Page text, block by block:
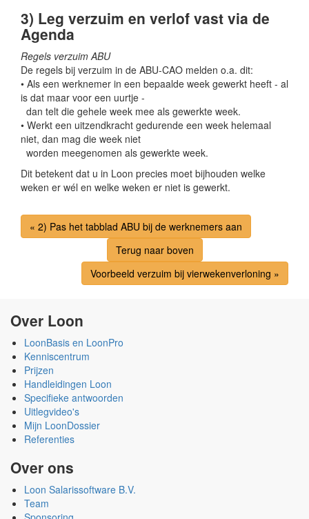
3) Leg verzuim en verlof vast via de
Agenda
Regels verzuim ABU
De regels bij verzuim in de ABU-CAO melden o.a. dit:
• Als een werknemer in een bepaalde week gewerkt heeft - al
is dat maar voor een uurtje -
dan telt die gehele week mee als gewerkte week.
• Werkt een uitzendkracht gedurende een week helemaal
niet, dan mag die week niet
worden meegenomen als gewerkte week.
Dit betekent dat u in Loon precies moet bijhouden welke
weken er wél en welke weken er niet is gewerkt.
« 2) Pas het tabblad ABU bij de werknemers aan
Terug naar boven
Voorbeeld verzuim bij vierwekenverloning »
Over Loon
LoonBasis en LoonPro
Kenniscentrum
Prijzen
Handleidingen Loon
Specifieke antwoorden
Uitlegvideo's
Mijn LoonDossier
Referenties
Over ons
Loon Salarissoftware B.V.
Team